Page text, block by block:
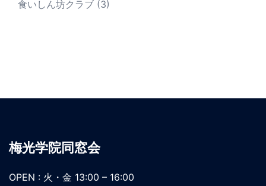
食いしん坊クラブ (3)
梅光学院同窓会
OPEN : 火・金 13:00 – 16:00